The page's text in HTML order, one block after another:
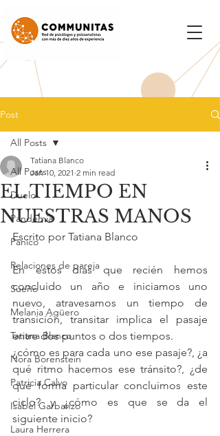
Post
All Posts
Duelo
Pandemia
Pánico
Relaciones de pareja
Sueño
Melania Agüero
Tatiana Blanco
Nora Borenstein
Patricia Calvo
Isabel Garbanzo
Laura Herrera
All Posts
EL TIEMPO EN
NUESTRAS MANOS
Tatiana Blanco
Jan 10, 2021 2 min read
Escrito por Tatiana Blanco
En estos días que recién hemos
concluido un año e iniciamos uno
nuevo, atravesamos un tiempo de
transición, transitar implica el pasaje
entre dos puntos o dos tiempos.
¿cómo es para cada uno ese pasaje?, ¿a
qué ritmo hacemos ese tránsito?, ¿de
qué forma particular concluimos este
ciclo? y ¿cómo es que se da el
siguiente inicio?